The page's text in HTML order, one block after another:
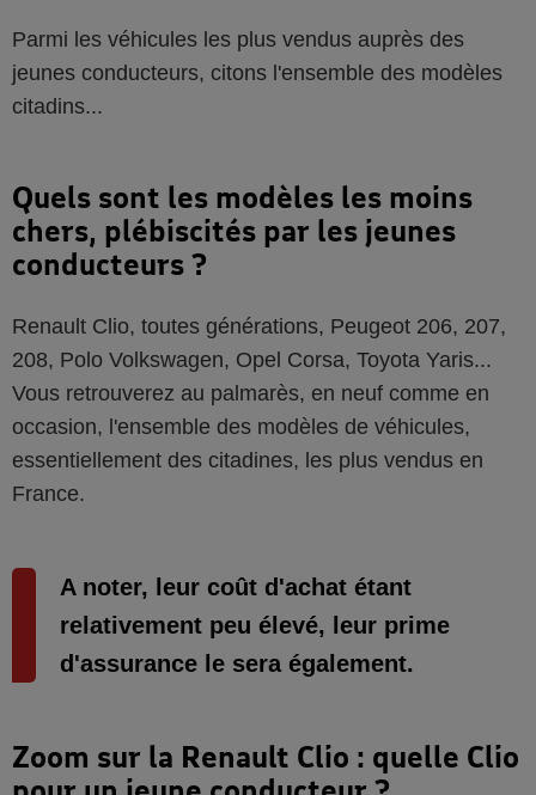
Parmi les véhicules les plus vendus auprès des
jeunes conducteurs, citons l'ensemble des modèles
citadins...
Quels sont les modèles les moins
chers, plébiscités par les jeunes
conducteurs ?
Renault Clio, toutes générations, Peugeot 206, 207,
208, Polo Volkswagen, Opel Corsa, Toyota Yaris...
Vous retrouverez au palmarès, en neuf comme en
occasion, l'ensemble des modèles de véhicules,
essentiellement des citadines, les plus vendus en
France.
A noter, leur coût d'achat étant
relativement peu élevé, leur prime
d'assurance le sera également.
Zoom sur la Renault Clio : quelle Clio